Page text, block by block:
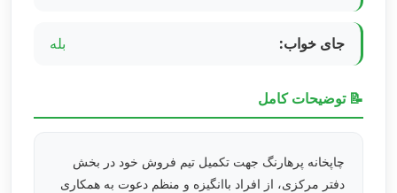
جای خواب: بله
📝 توضیحات کامل
چاپخانه پرهارنگ جهت تکمیل تیم فروش خود در بخش
دفتر مرکزی، از افراد باانگیزه و منظم دعوت به همکاری